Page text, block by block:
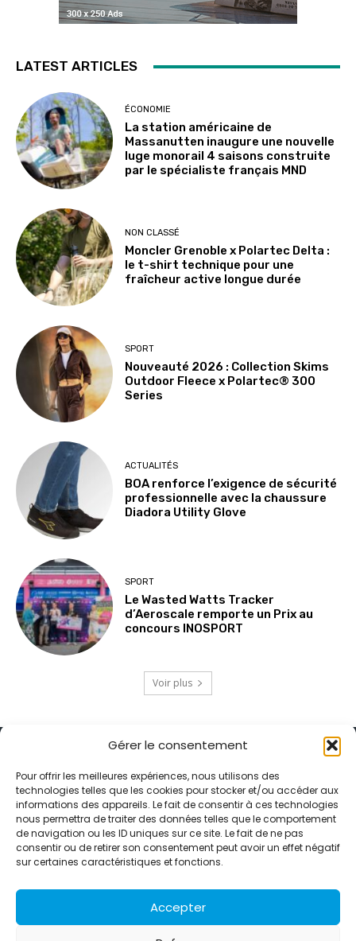
Gérer le consentement
Pour offrir les meilleures expériences, nous utilisons des
technologies telles que les cookies pour stocker et/ou accéder aux
informations des appareils. Le fait de consentir à ces technologies
nous permettra de traiter des données telles que le comportement
de navigation ou les ID uniques sur ce site. Le fait de ne pas
consentir ou de retirer son consentement peut avoir un effet négatif
sur certaines caractéristiques et fonctions.
Accepter
LATEST ARTICLES
ÉCONOMIE
La station américaine de
Massanutten inaugure une nouvelle
luge monorail 4 saisons construite
par le spécialiste français MND
NON CLASSÉ
Moncler Grenoble x Polartec Delta :
le t-shirt technique pour une
fraîcheur active longue durée
SPORT
Nouveauté 2026 : Collection Skims
Outdoor Fleece x Polartec® 300
Series
ACTUALITÉS
BOA renforce l’exigence de sécurité
professionnelle avec la chaussure
Diadora Utility Glove
SPORT
Le Wasted Watts Tracker
d’Aeroscale remporte un Prix au
concours INOSPORT
Voir plus
Alternative Média est une agence de relations presse et de
relations publiques basée à Grenoble. Depuis 1995, elle conçoit et
pilote des stratégies de visibilité en France et à l’international
grâce à un réseau d’agences partenaires.